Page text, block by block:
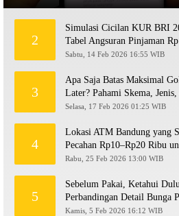
2
Simulasi Cicilan KUR BRI
Tabel Angsuran Pinjaman
hingga Rp500 Juta
Sabtu, 14 Feb 2026 16:55 WIB
3
Apa Saja Batas Maksimal
Later? Pahami Skema, Jenis,
Langkah Upgrade Limit
Selasa, 17 Feb 2026 01:25 WIB
4
Lokasi ATM Bandung yang
Pecahan Rp10–Rp20 Ribu
Persiapan THR 2026!
Rabu, 25 Feb 2026 13:00 WIB
5
Sebelum Pakai, Ketahui
Perbandingan Detail Bunga
Kredivo, SPayLater, dan
Kamis, 5 Feb 2026 16:12 WIB